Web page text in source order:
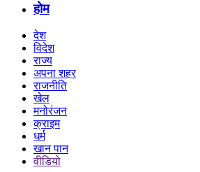
होम
देश
विदेश
राज्य
अपना शहर
राजनीति
खेल
मनोरंजन
क्राइम
धर्म
खान पान
वीडियो